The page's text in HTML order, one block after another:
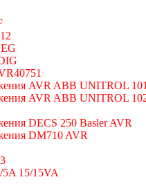
AVR ABB UNITROL
AVR ABB UNITROL
DECS 250 Basler AVR
DM710 AVR
15/15VA